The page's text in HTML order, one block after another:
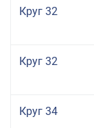
Круг 32
Круг 32
Круг 34